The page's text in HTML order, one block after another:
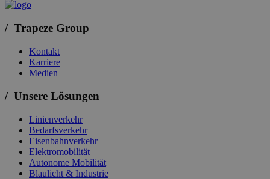
/ Trapeze Group
Kontakt
Karriere
Medien
/ Unsere Lösungen
Linienverkehr
Bedarfsverkehr
Eisenbahnverkehr
Elektromobilität
Autonome Mobilität
Blaulicht & Industrie